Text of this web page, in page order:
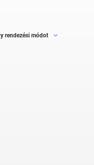
rendezési módot